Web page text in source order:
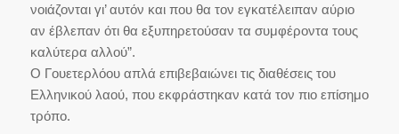
νοιάζονται γι’ αυτόν και που θα τον εγκατέλειπαν αύριο
αν έβλεπαν ότι θα εξυπηρετούσαν τα συμφέροντα τους
καλύτερα αλλού”.
Ο Γουετερλόου απλά επιβεβαιώνει τις διαθέσεις του
Ελληνικού λαού, που εκφράστηκαν κατά τον πιο επίσημο
τρόπο.